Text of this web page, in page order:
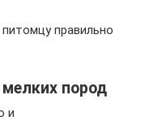
правильно
пород
и